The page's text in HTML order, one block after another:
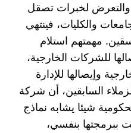
لخبرات تصقل
والكليات، فينتهي
مهمتهم استلام
للشركات الخارجية،
وإيصالها للإدارة
السابقين، أن شركة
شيئا يشابه نماذج
ببرمجتها بنفسي،